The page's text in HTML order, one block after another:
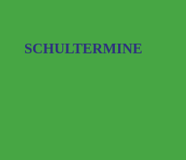
SCHULTERMINE